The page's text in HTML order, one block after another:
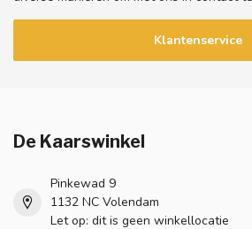
Klantenservice
De Kaarswinkel
Pinkewad 9
1132 NC Volendam
Let op: dit is geen winkellocatie